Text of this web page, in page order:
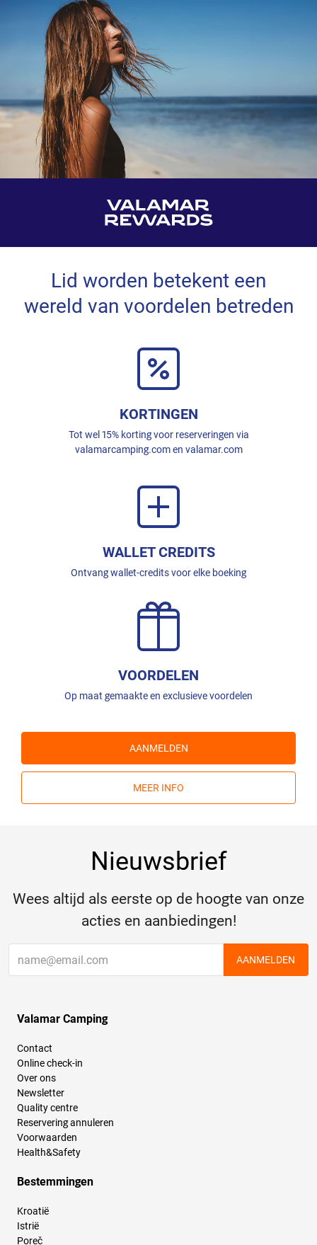
Lid worden betekent een
wereld van voordelen betreden
KORTINGEN
Tot wel 15% korting voor reserveringen via
valamarcamping.com en valamar.com
WALLET CREDITS
Ontvang wallet-credits voor elke boeking
VOORDELEN
Op maat gemaakte en exclusieve voordelen
AANMELDEN
MEER INFO
Nieuwsbrief
Wees altijd als eerste op de hoogte van onze
acties en aanbiedingen!
AANMELDEN
Valamar Camping
Contact
Online check-in
Over ons
Newsletter
Quality centre
Reservering annuleren
Voorwaarden
Health&Safety
Bestemmingen
Kroatië
Istrië
Poreč